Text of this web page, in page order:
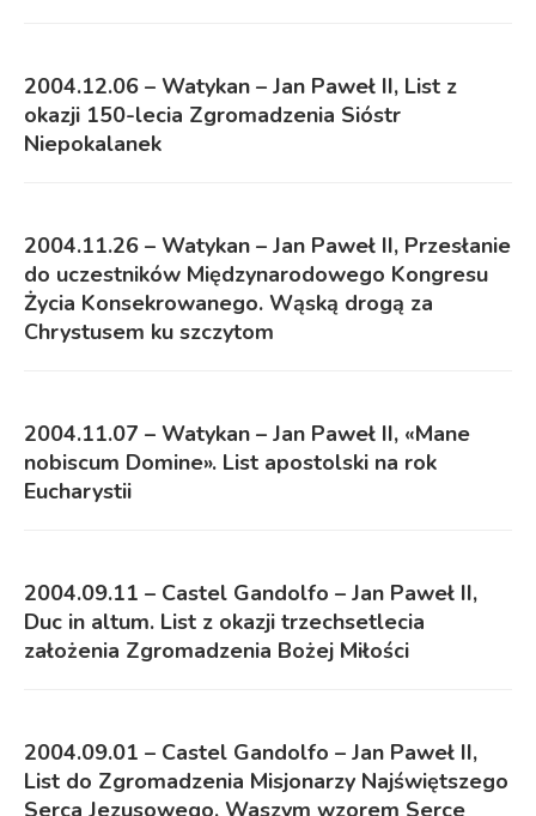
2004.12.06 – Watykan – Jan Paweł II, List z
okazji 150-lecia Zgromadzenia Sióstr
Niepokalanek
2004.11.26 – Watykan – Jan Paweł II, Przesłanie
do uczestników Międzynarodowego Kongresu
Życia Konsekrowanego. Wąską drogą za
Chrystusem ku szczytom
2004.11.07 – Watykan – Jan Paweł II, «Mane
nobiscum Domine». List apostolski na rok
Eucharystii
2004.09.11 – Castel Gandolfo – Jan Paweł II,
Duc in altum. List z okazji trzechsetlecia
założenia Zgromadzenia Bożej Miłości
2004.09.01 – Castel Gandolfo – Jan Paweł II,
List do Zgromadzenia Misjonarzy Najświętszego
Serca Jezusowego. Waszym wzorem Serce